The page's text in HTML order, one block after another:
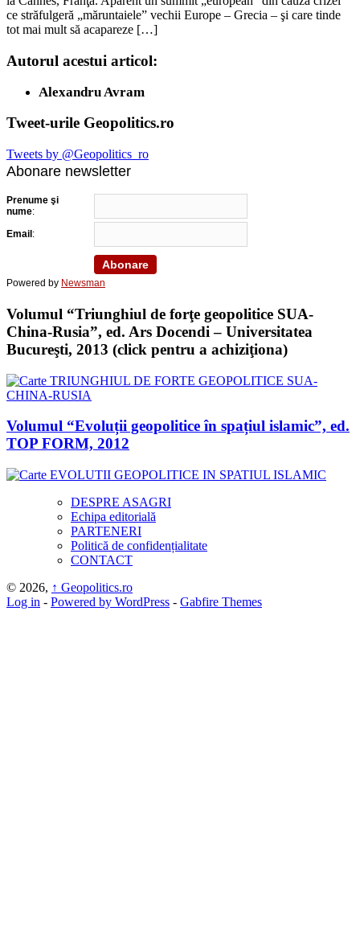
ce străfulgeră „măruntaiele” vechii Europe – Grecia – şi care tinde
tot mai mult să acapareze […]
Autorul acestui articol:
Alexandru Avram
Tweet-urile Geopolitics.ro
Tweets by @Geopolitics_ro
Abonare newsletter
Prenume şi
nume:
Email :
Powered by Newsman
Volumul “Triunghiul de forţe geopolitice SUA-
China-Rusia”, ed. Ars Docendi – Universitatea
Bucureşti, 2013 (click pentru a achiziţiona)
Volumul “Evoluții geopolitice în spațiul islamic”, ed.
TOP FORM, 2012
DESPRE ASAGRI
Echipa editorială
PARTENERI
Politică de confidențialitate
CONTACT
© 2026, ↑ Geopolitics.ro
Log in - Powered by WordPress - Gabfire Themes